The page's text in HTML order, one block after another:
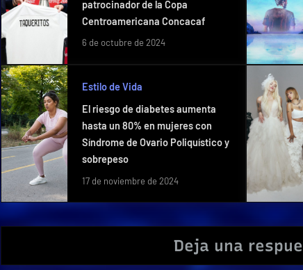
patrocinador de la Copa
Centroamericana Concacaf
6 de octubre de 2024
Estilo de Vida
El riesgo de diabetes aumenta
hasta un 80% en mujeres con
Síndrome de Ovario Poliquístico y
sobrepeso
17 de noviembre de 2024
Deja una